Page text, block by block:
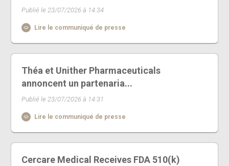
Publié le 23/07/2026 à 14:34
Lire le communiqué de presse
Théa et Unither Pharmaceuticals
annoncent un partenaria...
Publié le 23/07/2026 à 14:31
Lire le communiqué de presse
Cercare Medical Receives FDA 510(k)